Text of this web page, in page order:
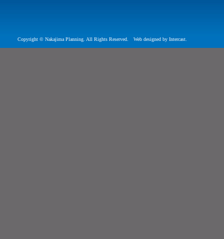
Copyright © Nakajima Planning. All Rights Reserved. Web designed by Intercast